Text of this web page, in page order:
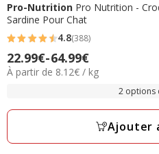
Pro-Nutrition Pro Nutrition -
Sardine Pour Chat
4.8
étoiles
avec
avis
4.8(388)
Prix
de
22.99€-64.99€
8.12€
À partir de 8.12€ / kg
2 options
Ajouter